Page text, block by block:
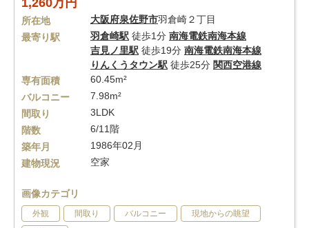
1,260万円
所在地 大阪府泉佐野市羽倉崎２丁目
最寄り駅
羽倉崎駅 徒歩1分 南海電鉄南海本線
吉見ノ里駅 徒歩19分 南海電鉄南海本線
りんくうタウン駅 徒歩25分 関西空港線
専有面積
60.45m²
バルコニー
7.98m²
間取り
3LDK
階数
6/11階
築年月
1986年02月
建物現況
空家
画像カテゴリ
外観 間取り バルコニー 現地からの眺望